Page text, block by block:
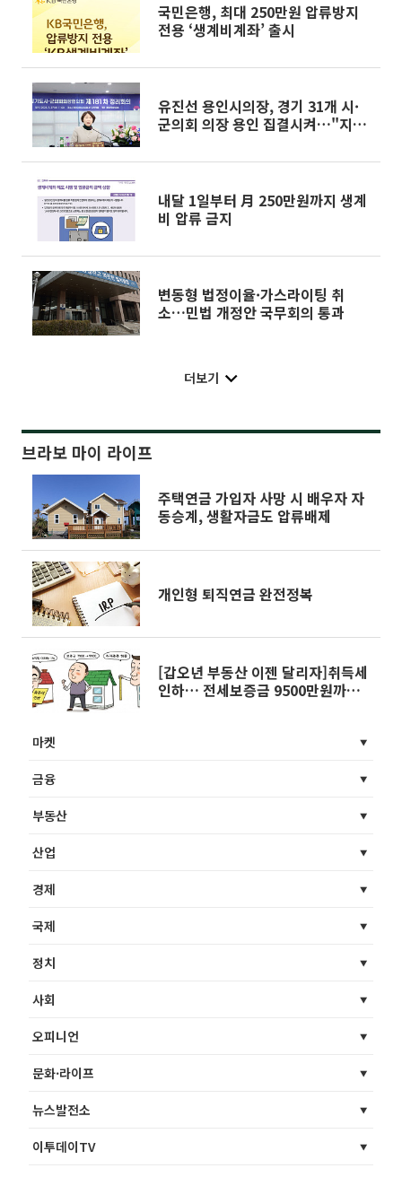
국민은행, 최대 250만원 압류방지
전용 ‘생계비계좌’ 출시
유진선 용인시의장, 경기 31개 시·
군의회 의장 용인 집결시켜…"지방
내달 1일부터 月 250만원까지 생계
비 압류 금지
변동형 법정이율·가스라이팅 취
소…민법 개정안 국무회의 통과
더보기
브라보 마이 라이프
주택연금 가입자 사망 시 배우자 자
동승계, 생활자금도 압류배제
개인형 퇴직연금 완전정복
[갑오년 부동산 이젠 달리자]취득세
인하… 전세보증금 9500만원까지
마켓
금융
부동산
산업
경제
국제
정치
사회
오피니언
문화·라이프
뉴스발전소
이투데이TV